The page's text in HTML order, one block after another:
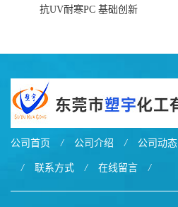
抗UV耐寒PC 基础创新
公司首页 / 公司介绍 / 公司动态
/ 联系方式 / 在线留言 /